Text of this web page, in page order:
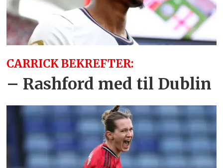
CARRICK BEKREFTER:
– Rashford med til Dublin